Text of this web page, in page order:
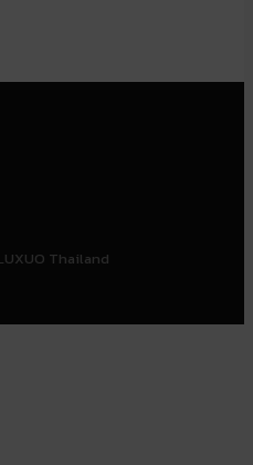
Thailand